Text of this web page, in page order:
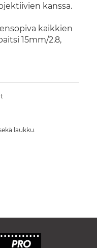
kanssa.
kaikkien
15mm/2.8,
laukku.